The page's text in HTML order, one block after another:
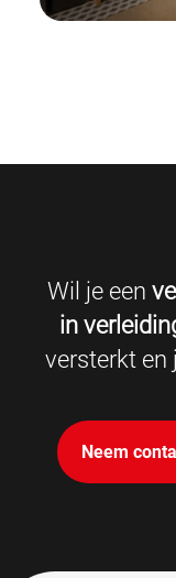
Wil je een
in
versterkt en
Neem